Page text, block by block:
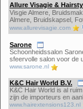
Allure Visagie &
Visgie Almere,
Almere, Bruidskapsel,
www.allurevisagie.com
Sarone
Schoonheidssalon
sfeervolle salon voor de
www.sarone.nl
K&C Hair World B.V.
K&C Hair World is al
zijn de importeurs en
www.hairextensions123.nl